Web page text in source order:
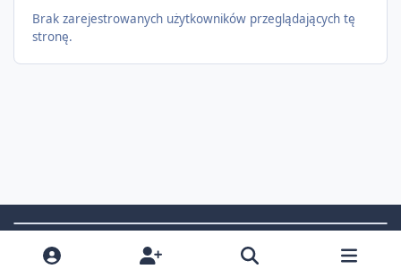
Brak zarejestrowanych użytkowników przeglądających tę
stronę.
Light ModeDark ModeSystem Preference t